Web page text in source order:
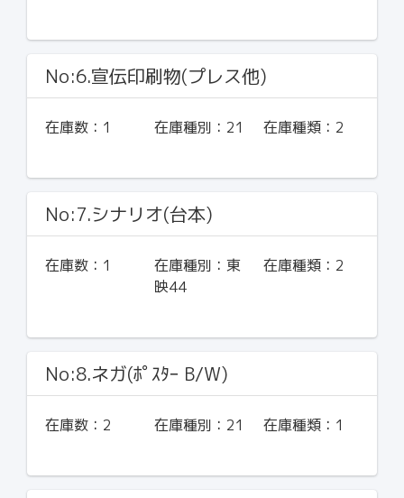
No:6.宣伝印刷物(プレス他)
在庫数： 1 在庫種別： 21 在庫種類： 2
No:7.シナリオ(台本)
在庫数： 1 在庫種別： 東
映44
在庫種類： 2
No:8.ネガ(ﾎﾟｽﾀｰ B/W)
在庫数： 2 在庫種別： 21 在庫種類： 1